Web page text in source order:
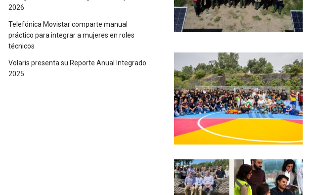
2026
Telefónica Movistar comparte manual
práctico para integrar a mujeres en roles
técnicos
Volaris presenta su Reporte Anual Integrado
2025